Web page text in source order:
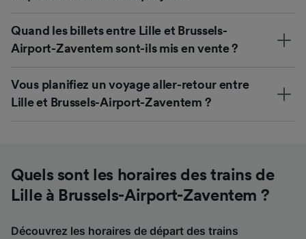
Quand les billets entre Lille et Brussels-
Airport-Zaventem sont-ils mis en vente ?
Vous planifiez un voyage aller-retour entre
Lille et Brussels-Airport-Zaventem ?
Quels sont les horaires des trains de
Lille à Brussels-Airport-Zaventem ?
Découvrez les horaires de départ des trains